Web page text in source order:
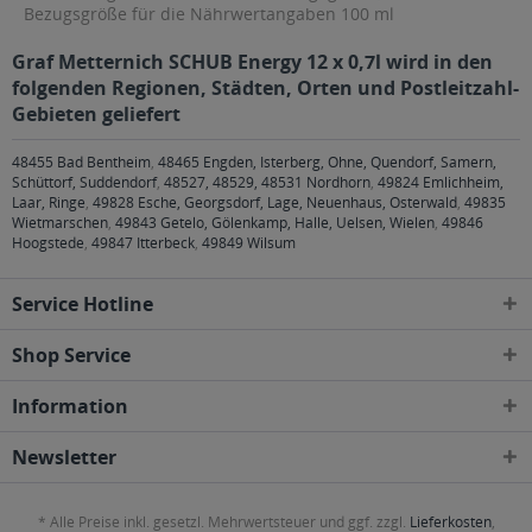
Bezugsgröße für die Nährwertangaben 100 ml
Graf Metternich SCHUB Energy 12 x 0,7l wird in den
folgenden Regionen, Städten, Orten und Postleitzahl-
Gebieten geliefert
48455 Bad Bentheim, 48465 Engden, Isterberg, Ohne, Quendorf, Samern,
Schüttorf, Suddendorf, 48527, 48529, 48531 Nordhorn, 49824 Emlichheim,
Laar, Ringe, 49828 Esche, Georgsdorf, Lage, Neuenhaus, Osterwald, 49835
Wietmarschen, 49843 Getelo, Gölenkamp, Halle, Uelsen, Wielen, 49846
Hoogstede, 49847 Itterbeck, 49849 Wilsum
Service Hotline
Shop Service
Information
Newsletter
* Alle Preise inkl. gesetzl. Mehrwertsteuer und ggf. zzgl. Lieferkosten,